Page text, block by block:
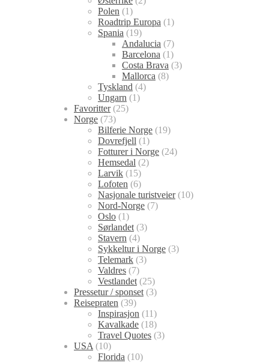
Polen (1)
Roadtrip Europa (1)
Spania (19)
Andalucia (7)
Barcelona (1)
Costa Brava (3)
Mallorca (8)
Tyskland (4)
Ungarn (1)
Favoritter(25)
Norge (73)
Bilferie Norge (19)
Dovrefjell (1)
Fotturer i Norge (24)
Hemsedal (2)
Larvik (15)
Lofoten (6)
Nasjonale turistveier(10)
Nord-Norge (7)
Oslo (1)
Sørlandet (3)
Stavern (4)
Sykkeltur i Norge (3)
Telemark (3)
Valdres (7)
Vestlandet (25)
Pressetur / sponset (3)
Reisepraten (39)
Inspirasjon (11)
Kavalkade (18)
Travel Quotes (3)
USA (10)
Florida (10)